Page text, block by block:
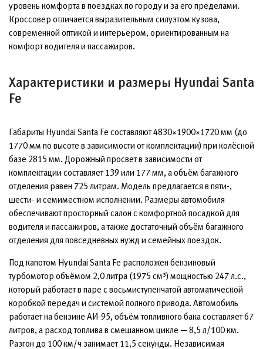
уровень комфорта в поездках по городу и за его пределами.
Кроссовер отличается выразительным силуэтом кузова,
современной оптикой и интерьером, ориентированным на
комфорт водителя и пассажиров.
Характеристики и размеры Hyundai Santa
Fe
Габариты Hyundai Santa Fe составляют 4830×1900×1720 мм (до
1770 мм по высоте в зависимости от комплектации) при колёсной
базе 2815 мм. Дорожный просвет в зависимости от
комплектации составляет 139 или 177 мм, а объём багажного
отделения равен 725 литрам. Модель предлагается в пяти-,
шести- и семиместном исполнении. Размеры автомобиля
обеспечивают просторный салон с комфортной посадкой для
водителя и пассажиров, а также достаточный объём багажного
отделения для повседневных нужд и семейных поездок.
Под капотом Hyundai Santa Fe расположен бензиновый
турбомотор объёмом 2,0 литра (1975 см³) мощностью 247 л.с.,
который работает в паре с восьмиступенчатой автоматической
коробкой передач и системой полного привода. Автомобиль
работает на бензине АИ-95, объём топливного бака составляет 67
литров, а расход топлива в смешанном цикле — 8,5 л/100 км.
Разгон до 100 км/ч занимает 11,5 секунды. Независимая